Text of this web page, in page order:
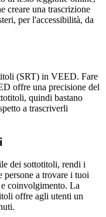
creare una trascrizione
per l'accessibilità, da
(SRT) in VEED. Fare
offre una precisione del
quindi bastano
a trascriverli
dei sottotitoli, rendi i
a trovare i tuoi
coinvolgimento. La
offre agli utenti un